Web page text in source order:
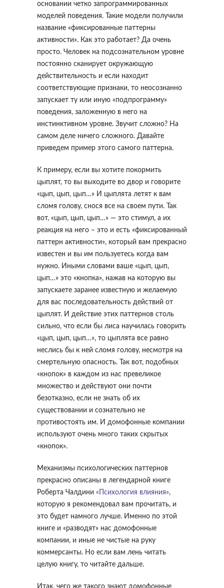
основании четко запрограммированных
моделей поведения. Такие модели получили
название «фиксированные паттерны
активности». Как это работает? Да очень
просто. Человек на подсознательном уровне
постоянно сканирует окружающую
действительность и если находит
соответствующие признаки, то неосознанно
запускает ту или иную «подпрограмму»
поведения, заложенную в него на
инстинктивном уровне. Звучит сложно? На
самом деле ничего сложного. Давайте
приведем пример этого самого паттерна.
К примеру, если вы хотите покормить
цыплят, то вы выходите во двор и говорите
«цып, цып, цып…» И цыплята летят к вам
сломя голову, снося все на своем пути. Так
вот, «цып, цып, цып…» — это стимул, а их
реакция на него – это и есть «фиксированный
паттерн активности», который вам прекрасно
известен и вы им пользуетесь когда вам
нужно. Иными словами ваше «цып, цып,
цып…» это «кнопка», нажав на которую вы
запускаете заранее известную и желаемую
для вас последовательность действий от
цыплят. И действие этих паттернов столь
сильно, что если бы лиса научилась говорить
«цып, цып, цып…», то цыплята все равно
неслись бы к ней сломя голову, несмотря на
смертельную опасность. Так вот, подобных
«кнопок» в каждом из нас превеликое
множество и действуют они почти
безотказно, если не знать об их
существовании и сознательно не
противостоять им. И домофонные компании
используют очень много таких скрытых
«кнопок».
Механизмы психологических паттернов
прекрасно описаны в легендарной книге
Роберта Чалдини «Психология влияния»,
которую я рекомендовал вам прочитать, и
это будет намного лучше. Именно по этой
книге и «разводят» нас домофонные
компании, и иные не чистые на руку
коммерсанты. Но если вам лень читать
целую книгу, то читайте дальше.
Итак, чего же такого знают домофонные